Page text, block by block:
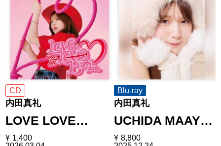
CD
内田真礼
LOVE LOVE…
¥ 1,400
Blu-ray
内田真礼
UCHIDA MAAY…
¥ 8,800